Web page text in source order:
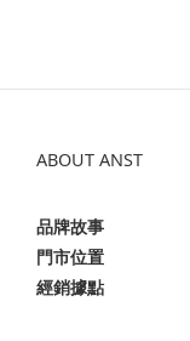
ABOUT ANST
品牌故事
門市位置
經銷據點